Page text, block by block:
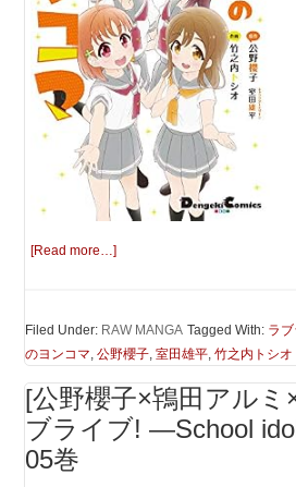
[Read more…]
Filed Under: RAW MANGA Tagged With: ラ
のヨンコマ,公野櫻子,室田雄平,竹之内トシオ
[公野櫻子×鴇田アルミ
ブライブ! ―School
05巻